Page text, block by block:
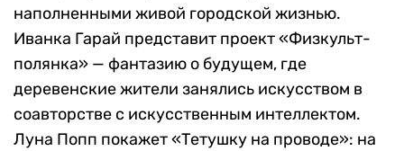
наполненными живой городской жизнью.
Иванка Гарай представит проект «Физкульт-
полянка» — фантазию о будущем, где
деревенские жители занялись искусством в
соавторстве с искусственным интеллектом.
Луна Попп покажет «Тетушку на проводе»: на